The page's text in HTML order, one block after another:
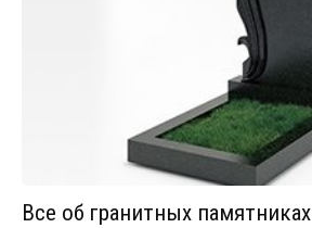
Все об гранитных памятниках